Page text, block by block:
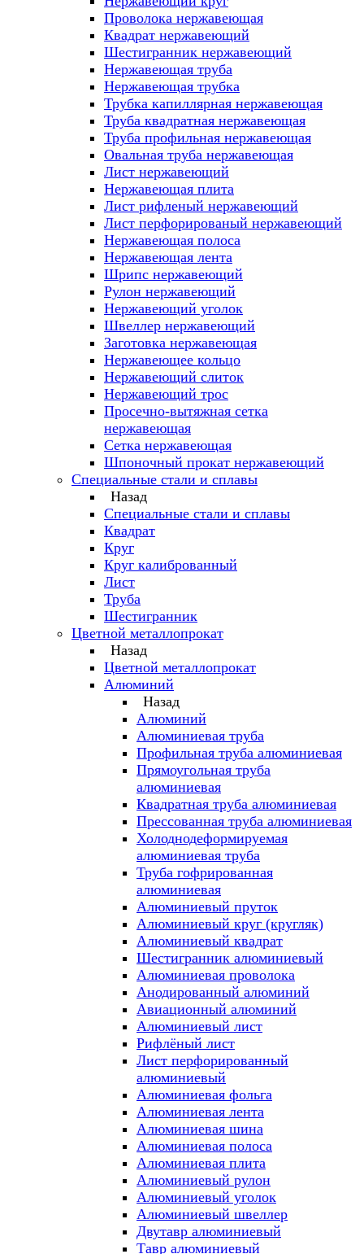
Проволока нержавеющая
Квадрат нержавеющий
Шестигранник нержавеющий
Нержавеющая труба
Нержавеющая трубка
Трубка капиллярная нержавеющая
Труба квадратная нержавеющая
Труба профильная нержавеющая
Овальная труба нержавеющая
Лист нержавеющий
Нержавеющая плита
Лист рифленый нержавеющий
Лист перфорированый нержавеющий
Нержавеющая полоса
Нержавеющая лента
Шрипс нержавеющий
Рулон нержавеющий
Нержавеющий уголок
Швеллер нержавеющий
Заготовка нержавеющая
Нержавеющее кольцо
Нержавеющий слиток
Нержавеющий трос
Просечно-вытяжная сетка
нержавеющая
Сетка нержавеющая
Шпоночный прокат нержавеющий
Специальные стали и сплавы
Назад
Специальные стали и сплавы
Квадрат
Круг
Круг калиброванный
Лист
Труба
Шестигранник
Цветной металлопрокат
Назад
Цветной металлопрокат
Алюминий
Назад
Алюминий
Алюминиевая труба
Профильная труба алюминиевая
Прямоугольная труба
алюминиевая
Квадратная труба алюминиевая
Прессованная труба алюминиевая
Холоднодеформируемая
алюминиевая труба
Труба гофрированная
алюминиевая
Алюминиевый пруток
Алюминиевый круг (кругляк)
Алюминиевый квадрат
Шестигранник алюминиевый
Алюминиевая проволока
Анодированный алюминий
Авиационный алюминий
Алюминиевый лист
Рифлёный лист
Лист перфорированный
алюминиевый
Алюминиевая фольга
Алюминиевая лента
Алюминиевая шина
Алюминиевая полоса
Алюминиевая плита
Алюминиевый рулон
Алюминиевый уголок
Алюминиевый швеллер
Двутавр алюминиевый
Тавр алюминиевый